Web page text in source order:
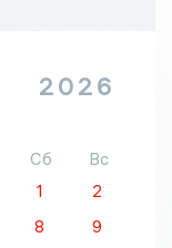
2026
Сб
Вс
1
2
8
9